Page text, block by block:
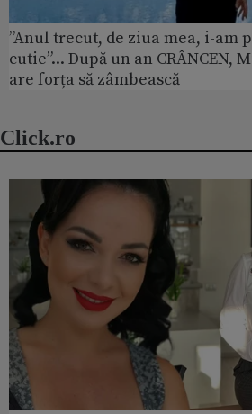
”Anul trecut, de ziua mea, i-am
cutie”... După un an CRÂNCEN,
are forța să zâmbească
Click.ro